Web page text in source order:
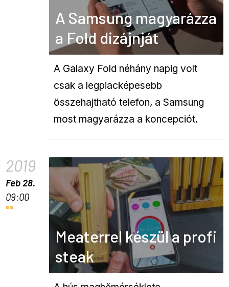
A Samsung magyarázza
a Fold dizájnját
A Galaxy Fold néhány napig volt
csak a legpiacképesebb
összehajtható telefon, a Samsung
most magyarázza a koncepciót.
2019
Feb 28.
09:00
Meaterrel készül a profi
steak